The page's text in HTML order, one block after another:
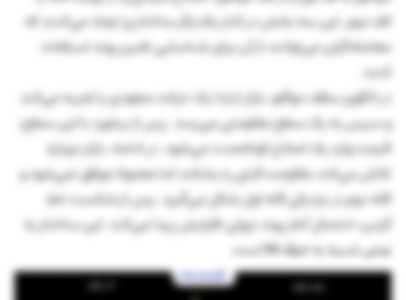
کف دوم. این سه بخش در کنار یکدیگر ساختاری ایجاد می‌کنند که
معامله‌گران می‌توانند از آن برای شناسایی تغییر روند استفاده
کنند.
در الگوی سقف دوقلو، بازار ابتدا یک حرکت صعودی را تجربه می‌کند
و سپس به یک سطح مقاومتی می‌رسد. پس از برخورد با این سطح،
قیمت وارد یک اصلاح کوتاه‌مدت می‌شود. در ادامه، بازار دوباره
تلاش می‌کند مقاومت قبلی را بشکند اما معمولا موفق نمی‌شود و
قله دوم در نزدیکی قله اول شکل می‌گیرد. پس از شکست خط
گردن، احتمال آغاز روند نزولی افزایش پیدا می‌کند. این ساختار به
نوعی شبیه بهحرف M است.